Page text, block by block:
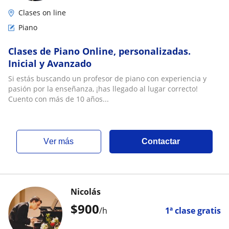
Clases on line
Piano
Clases de Piano Online, personalizadas.
Inicial y Avanzado
Si estás buscando un profesor de piano con experiencia y
pasión por la enseñanza, ¡has llegado al lugar correcto!
Cuento con más de 10 años...
ver más Contactar
$900/h 1ª clase gratis
Nicolás